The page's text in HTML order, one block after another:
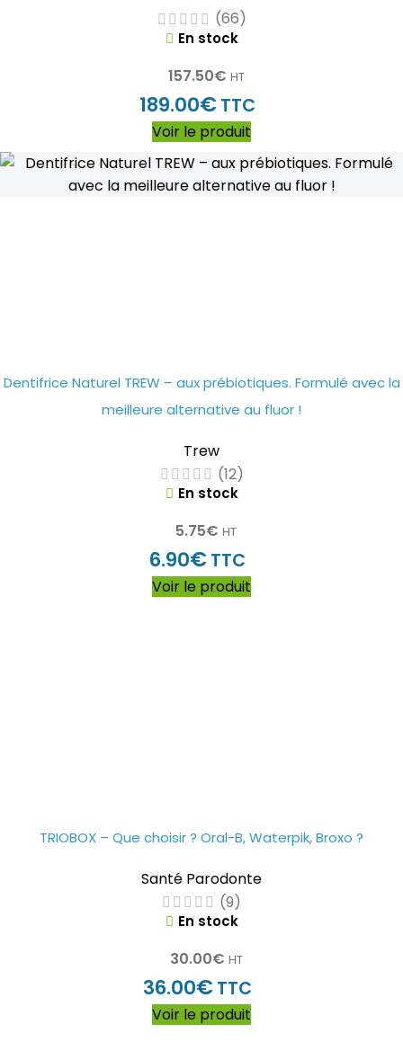
(66)
En stock
157.50€ HT
189.00€ TTC
Voir le produit
Dentifrice Naturel TREW – aux prébiotiques. Formulé avec la
meilleure alternative au fluor !
Trew
(12)
En stock
5.75€ HT
6.90€ TTC
Voir le produit
TRIOBOX – Que choisir ? Oral-B, Waterpik, Broxo ?
Santé Parodonte
(9)
En stock
30.00€ HT
36.00€ TTC
Voir le produit